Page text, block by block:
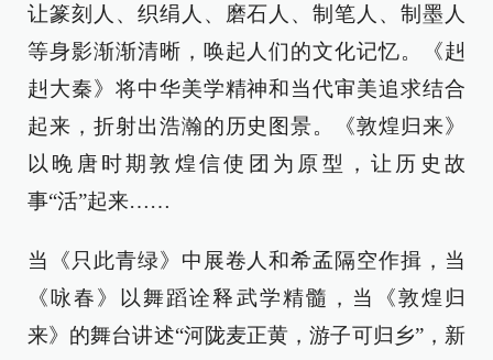
让篆刻人、织绢人、磨石人、制笔人、制墨人
等身影渐渐清晰，唤起人们的文化记忆。《赳
赳大秦》将中华美学精神和当代审美追求结合
起来，折射出浩瀚的历史图景。《敦煌归来》
以晚唐时期敦煌信使团为原型，让历史故
事“活”起来……
当《只此青绿》中展卷人和希孟隔空作揖，当
《咏春》以舞蹈诠释武学精髓，当《敦煌归
来》的舞台讲述“河陇麦正黄，游子可归乡”，新